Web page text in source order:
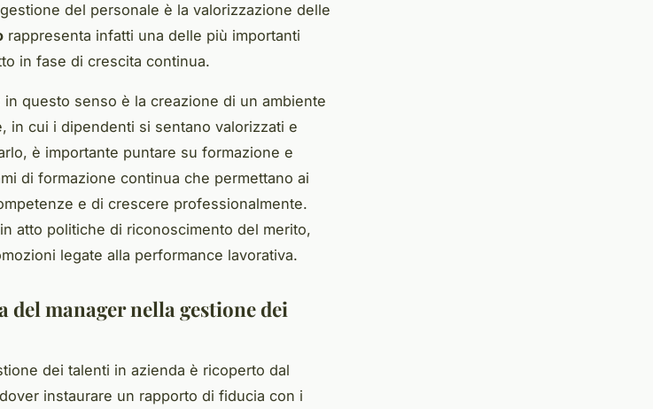
del personale è la valorizzazione delle
rappresenta infatti una delle più importanti
in fase di crescita continua.
questo senso è la creazione di un ambiente
in cui i dipendenti si sentano valorizzati e
è importante puntare su formazione e
di formazione continua che permettano ai
e di crescere professionalmente.
atto politiche di riconoscimento del merito,
legate alla performance lavorativa.
del manager nella gestione dei
dei talenti in azienda è ricoperto dal
instaurare un rapporto di fiducia con i